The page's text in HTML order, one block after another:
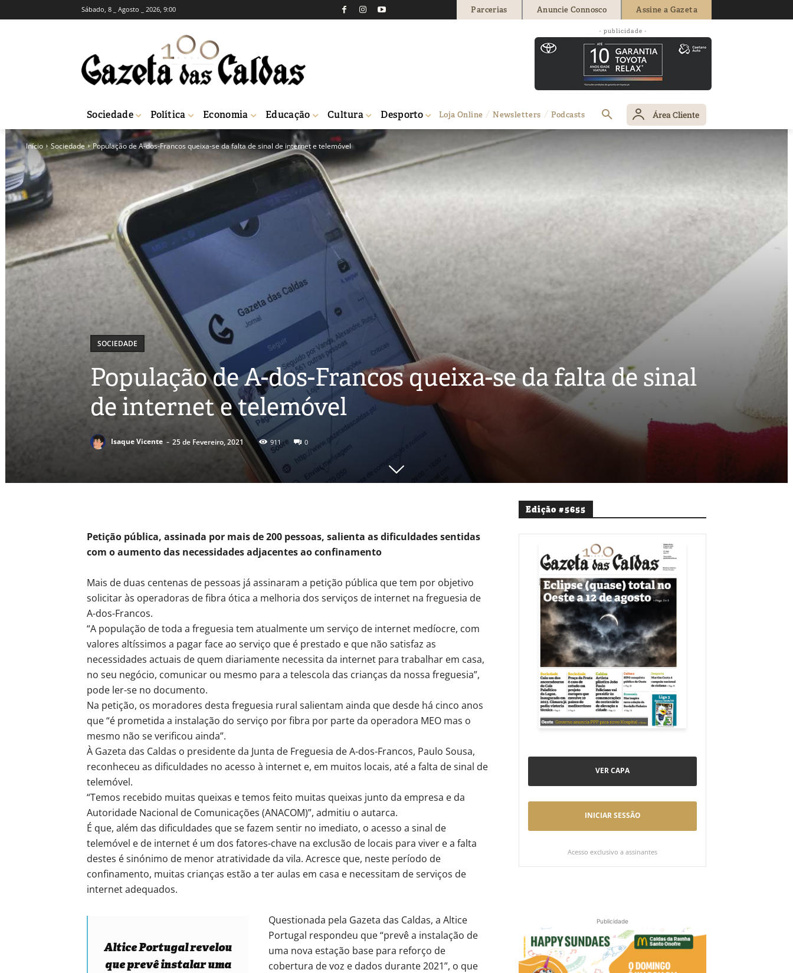
Sábado, 8 _ Agosto _ 2026, 9:00 Parcerias Anuncie Connosco Assine a Gazeta
- publicidade -
Sociedade Política Economia Educação Cultura Desporto Loja Online Newsletters Podcasts Área Cliente
Início Sociedade População de A-dos-Francos queixa-se da falta de sinal de internet e telemóvel
SOCIEDADE
População de A-dos-Francos queixa-se da falta de sinal
de internet e telemóvel
Isaque Vicente - 25 de Fevereiro, 2021 911 0
Petição pública, assinada por mais de 200 pessoas, salienta as dificuldades sentidas
com o aumento das necessidades adjacentes ao confinamento
Mais de duas centenas de pessoas já assinaram a petição pública que tem por objetivo
solicitar às operadoras de fibra ótica a melhoria dos serviços de internet na freguesia de
A-dos-Francos.
“A população de toda a freguesia tem atualmente um serviço de internet medíocre, com
valores altíssimos a pagar face ao serviço que é prestado e que não satisfaz as
necessidades actuais de quem diariamente necessita da internet para trabalhar em casa,
no seu negócio, comunicar ou mesmo para a telescola das crianças da nossa freguesia”,
pode ler-se no documento.
Na petição, os moradores desta freguesia rural salientam ainda que desde há cinco anos
que “é prometida a instalação do serviço por fibra por parte da operadora MEO mas o
mesmo não se verificou ainda”.
À Gazeta das Caldas o presidente da Junta de Freguesia de A-dos-Francos, Paulo Sousa,
reconheceu as dificuldades no acesso à internet e, em muitos locais, até a falta de sinal de
telemóvel.
“Temos recebido muitas queixas e temos feito muitas queixas junto da empresa e da
Autoridade Nacional de Comunicações (ANACOM)”, admitiu o autarca.
É que, além das dificuldades que se fazem sentir no imediato, o acesso a sinal de
telemóvel e de internet é um dos fatores-chave na exclusão de locais para viver e a falta
destes é sinónimo de menor atratividade da vila. Acresce que, neste período de
confinamento, muitas crianças estão a ter aulas em casa e necessitam de serviços de
internet adequados.
Altice Portugal revelou
que prevê instalar uma
Questionada pela Gazeta das Caldas, a Altice
Portugal respondeu que “prevê a instalação de
uma nova estação base para reforço de
cobertura de voz e dados durante 2021”, o que
Edição #5655
VER CAPA
INICIAR SESSÃO
Acesso exclusivo a assinantes
Publicidade